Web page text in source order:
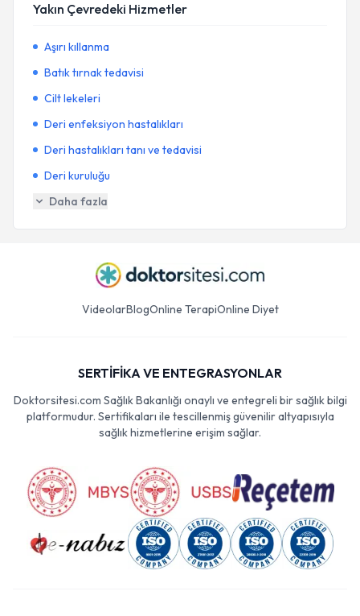
Yakın Çevredeki Hizmetler
Aşırı kıllanma
Batık tırnak tedavisi
Cilt lekeleri
Deri enfeksiyon hastalıkları
Deri hastalıkları tanı ve tedavisi
Deri kuruluğu
Daha fazla
VideolarBlogOnline TerapiOnline Diyet
SERTİFİKA VE ENTEGRASYONLAR
Doktorsitesi.com Sağlık Bakanlığı onaylı ve entegreli bir sağlık bilgi
platformudur. Sertifikaları ile tescillenmiş güvenilir altyapısıyla
sağlık hizmetlerine erişim sağlar.